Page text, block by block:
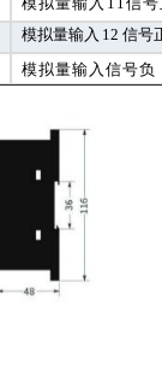
模拟量输入 12 信号
模拟量输入信号负